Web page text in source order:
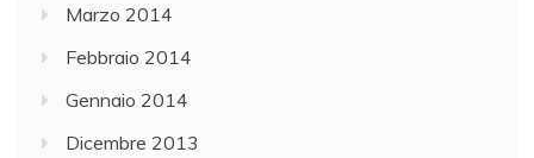
Marzo 2014
Febbraio 2014
Gennaio 2014
Dicembre 2013